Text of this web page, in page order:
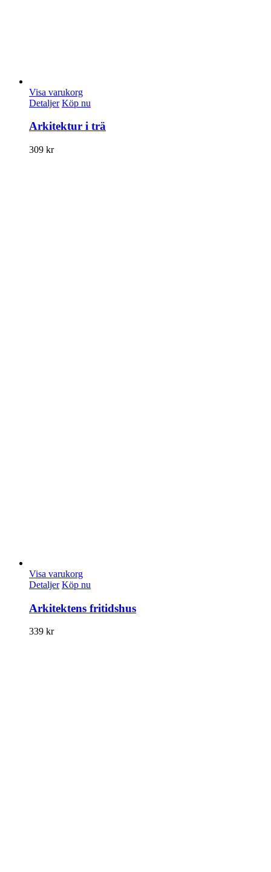
Visa varukorg
Detaljer Köp nu
Arkitektur i trä
309 kr
Visa varukorg
Detaljer Köp nu
Arkitektens fritidshus
339 kr